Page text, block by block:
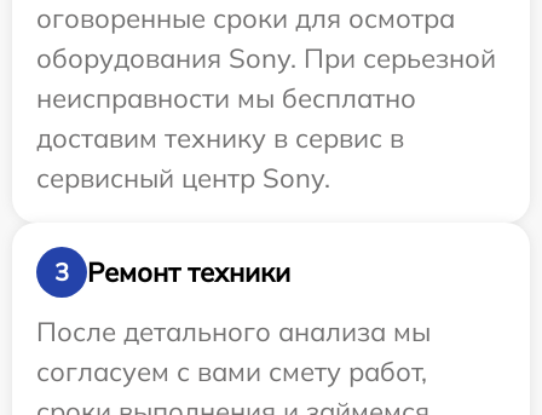
оговоренные сроки для осмотра
оборудования Sony. При серьезной
неисправности мы бесплатно
доставим технику в сервис в
сервисный центр Sony.
3
Ремонт техники
После детального анализа мы
согласуем с вами смету работ,